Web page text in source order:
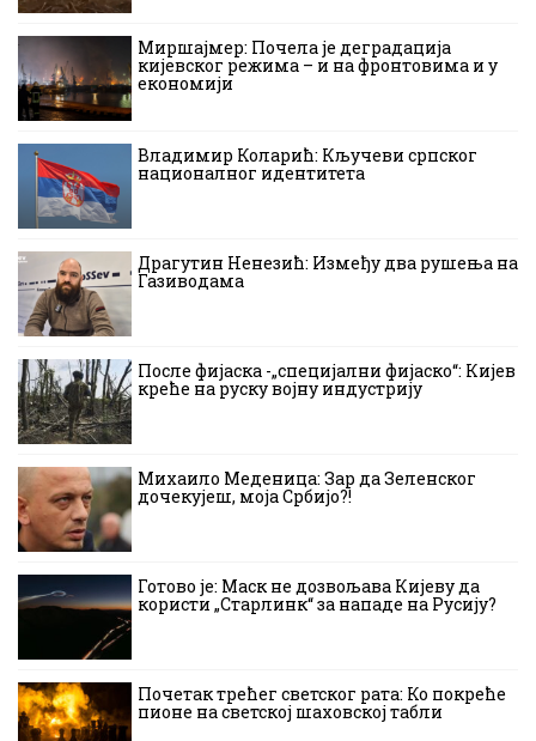
Миршајмер: Почела је деградација
кијевског режима – и на фронтовима и у
економији
Владимир Коларић: Кључеви српског
националног идентитета
Драгутин Ненезић: Између два рушења на
Газиводама
После фијаска -„специјални фијаско“: Кијев
креће на руску војну индустрију
Михаило Меденица: Зар да Зеленског
дочекујеш, моја Србијо?!
Готово је: Маск не дозвољава Кијеву да
користи „Старлинк“ за нападе на Русију?
Почетак трећег светског рата: Ко покреће
пионе на светској шаховској табли